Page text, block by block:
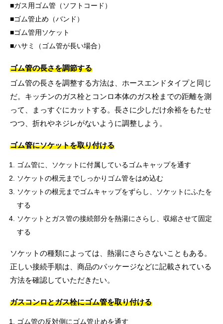
ガス用ゴム管（ソフトコード）
ゴム管止め（バンド）
ゴム管用ソケット
ハサミ（ゴム管が長い場合）
ゴム管の長さを調節する
ゴム管の長さを調整する方法は、ホースエンドタイプと同じ
だ。キッチンのガス栓とコンロ本体のガス栓までの距離を測
って、まっすぐにカットする。長さに少しだけ余裕をもたせ
つつ、折れやネジレがないように調整しよう。
ゴム管にソケットを取り付ける
ゴム管に、ソケットに付属しているゴムキャップを通す
ソケットの根元までしっかりゴム管をはめ込む
ソケットの根元までゴムキャップをずらし、ソケットにふたを
する
ソケットとガス管の接続部分を熱湯にさらし、収縮させて固定
する
ソケットの種類によっては、熱湯にさらさないこともある。
正しい接続手順は、商品のパッケージなどに記載されている
方法を確認していただきたい。
ガスコンロとガス栓にゴム管を取り付ける
ゴム管の反対側にゴム管止めを通す